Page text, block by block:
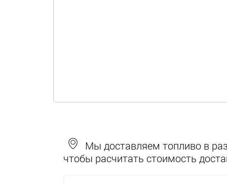
Мы доставляем топливо в
чтобы расчитать стоимость